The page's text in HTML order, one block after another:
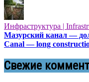
Инфраструктура |
Мазурский канал —
Canal — long
Свежие